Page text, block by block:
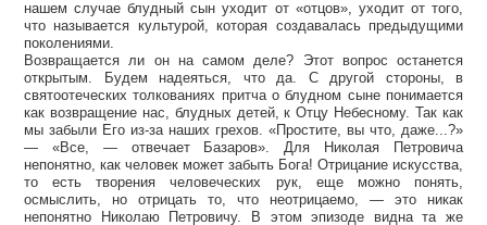
нашем случае блудный сын уходит от «отцов», уходит от того,
что называется культурой, которая создавалась предыдущими
поколениями.
Возвращается ли он на самом деле? Этот вопрос останется
открытым. Будем надеяться, что да. С другой стороны, в
святоотеческих толкованиях притча о блудном сыне понимается
как возвращение нас, блудных детей, к Отцу Небесному. Так как
мы забыли Его из-за наших грехов. «Простите, вы что, даже...?»
— «Все, — отвечает Базаров». Для Николая Петровича
непонятно, как человек может забыть Бога! Отрицание искусства,
то есть творения человеческих рук, еще можно понять,
осмыслить, но отрицать то, что неотрицаемо, — это никак
непонятно Николаю Петровичу. В этом эпизоде видна та же